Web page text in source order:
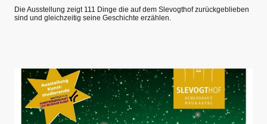
Die Ausstellung zeigt 111 Dinge die auf dem Slevogthof zurückgeblieben
sind und gleichzeitig seine Geschichte erzählen.